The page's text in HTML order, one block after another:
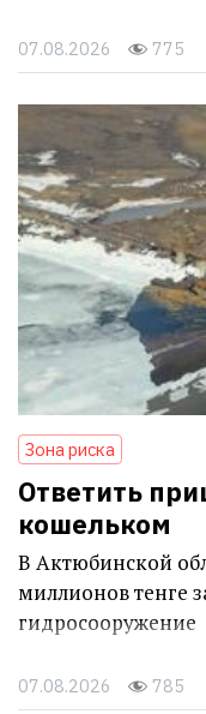
07.08.2026 775
Зона риска
Ответить
кошельком
В Актюбинской
миллионов тенге
гидросооружение
07.08.2026 785